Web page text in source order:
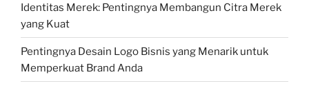
Identitas Merek: Pentingnya Membangun Citra Merek
yang Kuat
Pentingnya Desain Logo Bisnis yang Menarik untuk
Memperkuat Brand Anda